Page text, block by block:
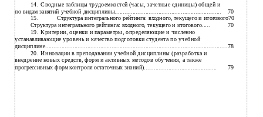
14.
Сводные таблицы трудоемкостей (часы, зачетные единицы) общей и
по видам занятий учебной дисциплины..................................................................
70
15.
Структура интегрального рейтинга: входного, текущего и итогового70
Структура интегрального рейтинга: входного, текущего и итогового.....
70
19. Критерии, оценки и параметры, определяющие и численно
устанавливающие уровень и качество подготовки студента по учебной
дисциплине................................................................................................................. 78
20. Инновации в преподавании учебной дисциплины (разработка и
внедрение новых средств, форм и активных методов обучения, а также
прогрессивных форм контроля остаточных знаний)............................................. 79